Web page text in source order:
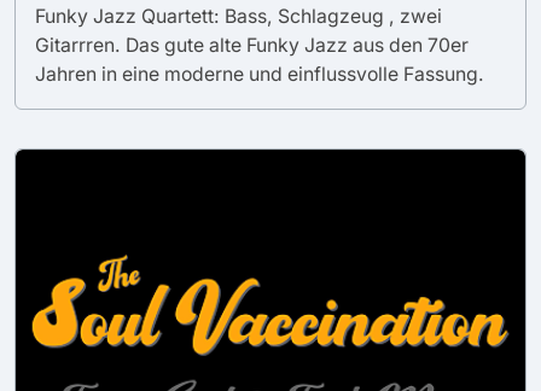
Funky Jazz Quartett: Bass, Schlagzeug , zwei
Gitarrren. Das gute alte Funky Jazz aus den 70er
Jahren in eine moderne und einflussvolle Fassung.